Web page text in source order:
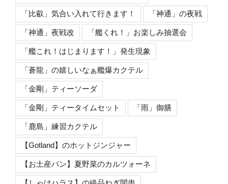
「比叡」気合い入れて行きます！ 「神通」の夜戦
「神通」夜戦改 「艦くれ！」お楽しみ抽選会
「艦これ！はじまります！」発生現象
「蒼龍」の嬉しいなぁ艦爆カクテル
「金剛」ティーソーダ
「金剛」ティータイムセット 「雨」御膳
「鹿島」練習カクテル
【Gotland】のホットジンジャー
【お土産パン】夏野菜のカルツォーネ